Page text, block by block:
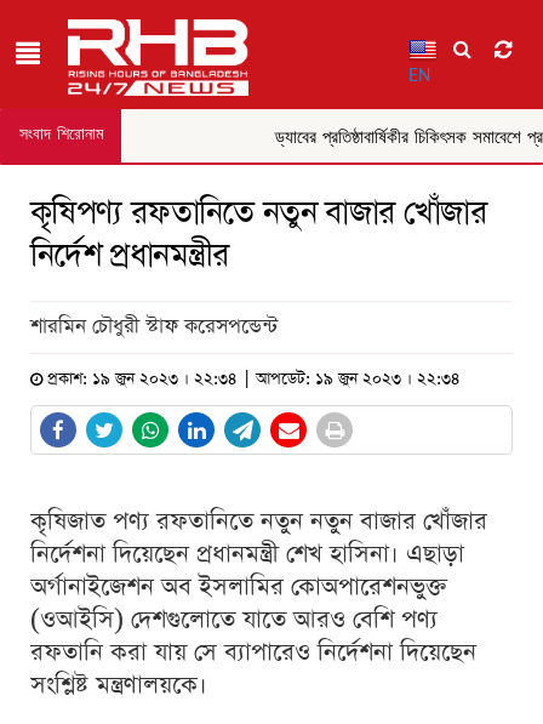
EN
সংবাদ শিরোনাম ড্যাবের প্রতিষ্ঠাবার্ষিকীর চিকিৎসক সমাবেশে
কৃষিপণ্য রফতানিতে নতুন বাজার খোঁজার
নির্দেশ প্রধানমন্ত্রীর
শারমিন চৌধুরী স্টাফ করেসপন্ডেন্ট
প্রকাশ: ১৯ জুন ২০২৩ । ২২:৩৪ | আপডেট: ১৯ জুন ২০২৩ । ২২:৩৪
কৃষিজাত পণ্য রফতানিতে নতুন নতুন বাজার খোঁজার
নির্দেশনা দিয়েছেন প্রধানমন্ত্রী শেখ হাসিনা। এছাড়া
অর্গানাইজেশন অব ইসলামির কোঅপারেশনভুক্ত
(ওআইসি) দেশগুলোতে যাতে আরও বেশি পণ্য
রফতানি করা যায় সে ব্যাপারেও নির্দেশনা দিয়েছেন
সংশ্লিষ্ট মন্ত্রণালয়কে।